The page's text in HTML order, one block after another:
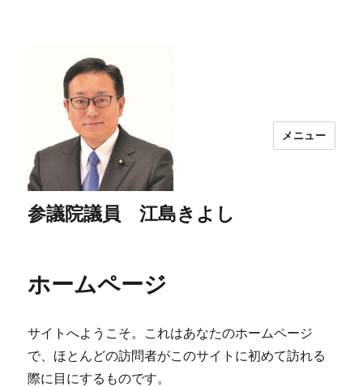
参議院議員 江島きよし
メニュー
ホームページ
サイトへようこそ。これはあなたのホームページ
で、ほとんどの訪問者がこのサイトに初めて訪れる
際に目にするものです。